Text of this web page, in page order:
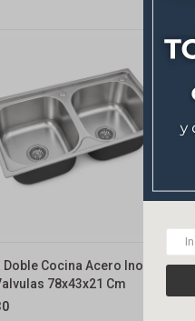
Doble Cocina Acero Inox. 201
78x43x21 Cm